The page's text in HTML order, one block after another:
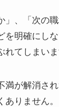
」、「次の
を明確にし
てしまいま
満が解消さ
りません。